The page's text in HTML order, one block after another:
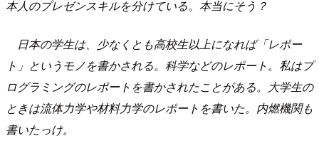
本人のプレゼンスキルを分けている。本当にそう？
日本の学生は、少なくとも高校生以上になれば「レポー
ト」というモノを書かされる。科学などのレポート。私はプ
ログラミングのレポートを書かされたことがある。大学生の
ときは流体力学や材料力学のレポートを書いた。内燃機関も
書いたっけ。